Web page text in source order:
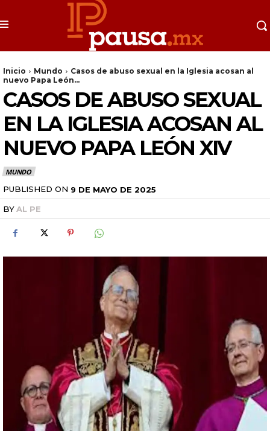
Inicio Mundo
Casos de abuso sexual en la Iglesia acosan al
nuevo Papa León...
CASOS DE ABUSO SEXUAL
EN LA IGLESIA ACOSAN AL
NUEVO PAPA LEÓN XIV
MUNDO
PUBLISHED ON 9 DE MAYO DE 2025
BYAL PE